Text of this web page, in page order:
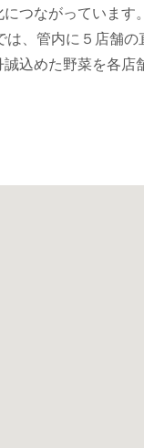
総合集出荷センタ
つながっています。
は、管内に５店舗の
込めた野菜を各店